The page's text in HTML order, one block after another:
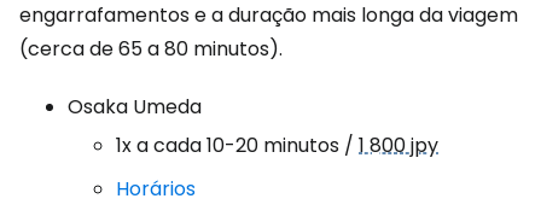
engarrafamentos e a duração mais longa da viagem
(cerca de 65 a 80 minutos).
Osaka Umeda
1x a cada 10-20 minutos / 1 800 jpy
Horários